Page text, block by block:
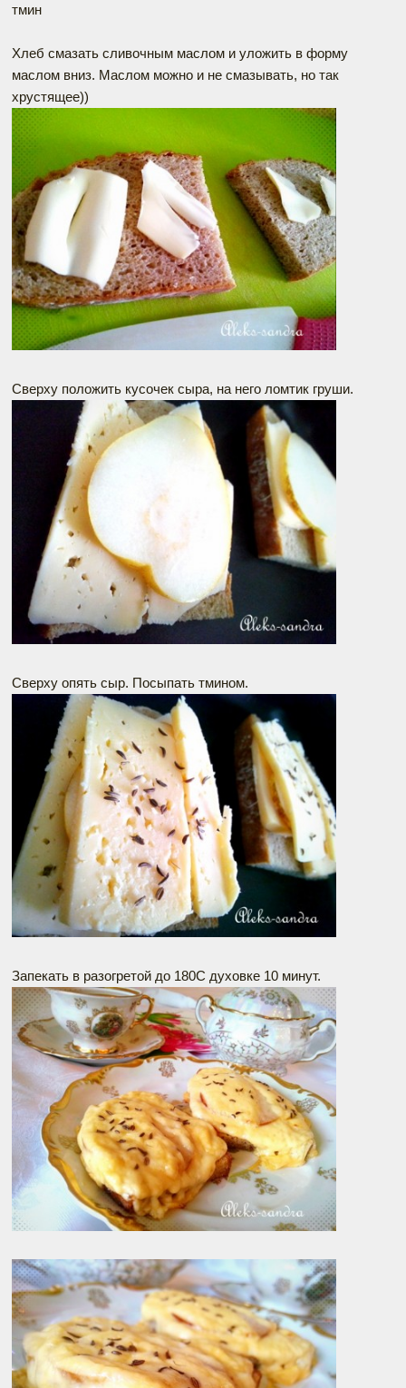
тмин
Хлеб смазать сливочным маслом и уложить в форму
маслом вниз. Маслом можно и не смазывать, но так
хрустящее))
Сверху положить кусочек сыра, на него ломтик груши.
Сверху опять сыр. Посыпать тмином.
Запекать в разогретой до 180С духовке 10 минут.